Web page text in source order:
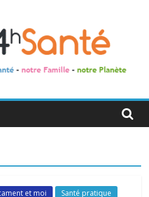
et moi Santé pratique